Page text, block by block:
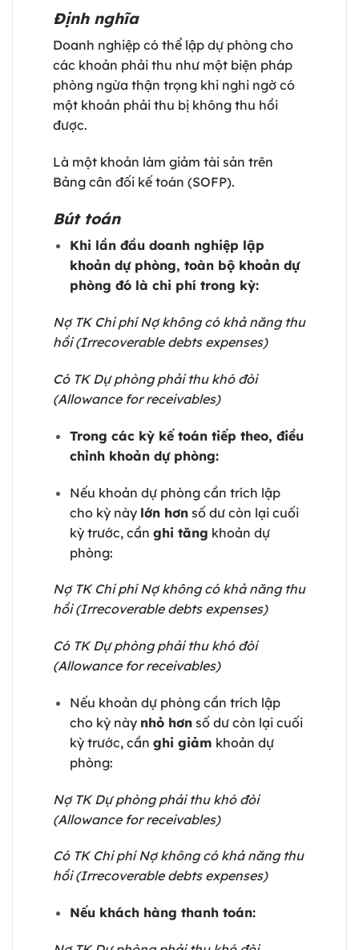
Định nghĩa
Doanh nghiệp có thể lập dự phòng cho
các khoản phải thu như một biện pháp
phòng ngừa thận trọng khi nghi ngờ có
một khoản phải thu bị không thu hồi
được.
Là một khoản làm giảm tài sản trên
Bảng cân đối kế toán (SOFP).
Bút toán
Khi lần đầu doanh nghiệp lập
khoản dự phòng, toàn bộ khoản dự
phòng đó là chi phí trong kỳ:
Nợ TK Chi phí Nợ không có khả năng thu
hồi (Irrecoverable debts expenses)
Có TK Dự phòng phải thu khó đòi
(Allowance for receivables)
Trong các kỳ kế toán tiếp theo, điều
chỉnh khoản dự phòng:
Nếu khoản dự phòng cần trích lập
cho kỳ này lớn hơnsố dư còn lại cuối
kỳ trước, cần ghi tăng khoản dự
phòng:
Nợ TK Chi phí Nợ không có khả năng thu
hồi (Irrecoverable debts expenses)
Có TK Dự phòng phải thu khó đòi
(Allowance for receivables)
Nếu khoản dự phòng cần trích lập
cho kỳ này nhỏ hơnsố dư còn lại cuối
kỳ trước, cần ghi giảm khoản dự
phòng:
Nợ TK Dự phòng phải thu khó đòi
(Allowance for receivables)
Có TK Chi phí Nợ không có khả năng thu
hồi (Irrecoverable debts expenses)
Nếu khách hàng thanh toán: